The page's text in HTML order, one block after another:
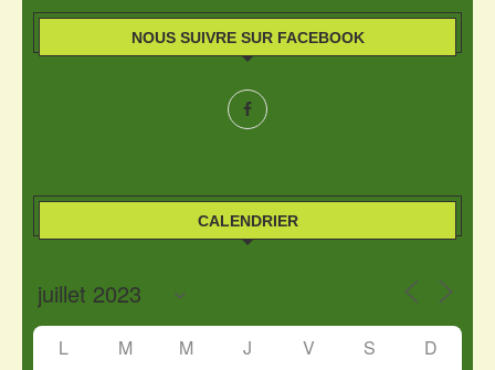
NOUS SUIVRE SUR FACEBOOK
CALENDRIER
L M M J V S D